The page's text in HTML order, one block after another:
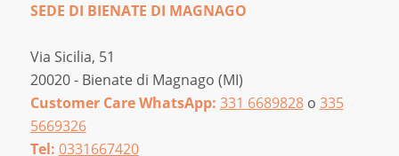
SEDE DI BIENATE DI MAGNAGO
Via Sicilia, 51
20020 - Bienate di Magnago (MI)
Customer Care WhatsApp: 331 6689828o 335
5669326
Tel: 0331667420